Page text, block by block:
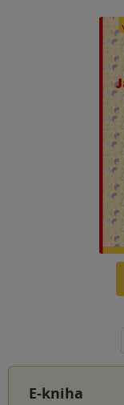
E-kniha